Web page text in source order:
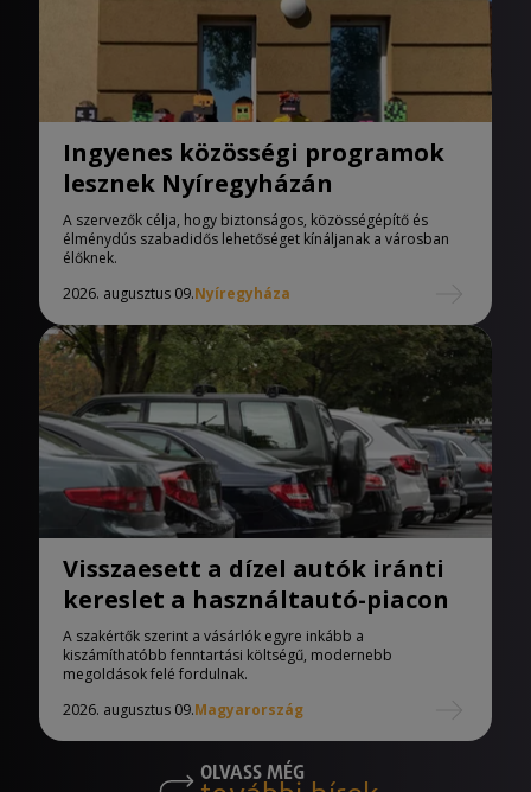
Ingyenes közösségi programok
lesznek Nyíregyházán
A szervezők célja, hogy biztonságos, közösségépítő és
élménydús szabadidős lehetőséget kínáljanak a városban
élőknek.
2026. augusztus 09.Nyíregyháza
Visszaesett a dízel autók iránti
kereslet a használtautó-piacon
A szakértők szerint a vásárlók egyre inkább a
kiszámíthatóbb fenntartási költségű, modernebb
megoldások felé fordulnak.
2026. augusztus 09.Magyarország
OLVASS MÉG